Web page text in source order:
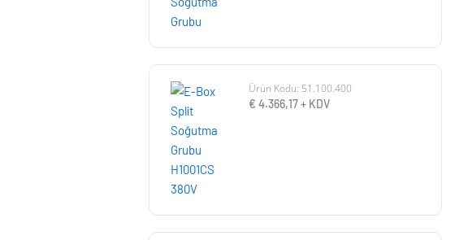
Ürün Kodu: 51.100.400
€ 4.366,17+ KDV